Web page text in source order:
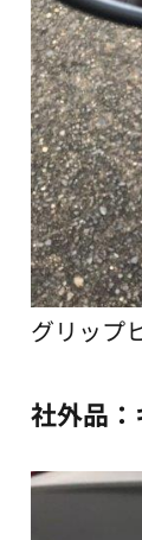
グリップ
社外品